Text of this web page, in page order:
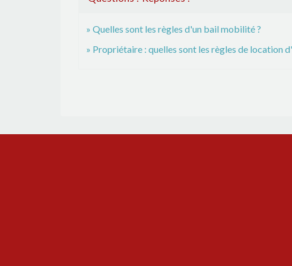
Quelles sont les règles d'un bail mobilité ?
Propriétaire : quelles sont les règles de location